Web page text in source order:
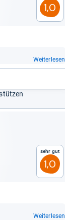
1,0
Weiterlesen
Sehr gut
1,0
Weiterlesen